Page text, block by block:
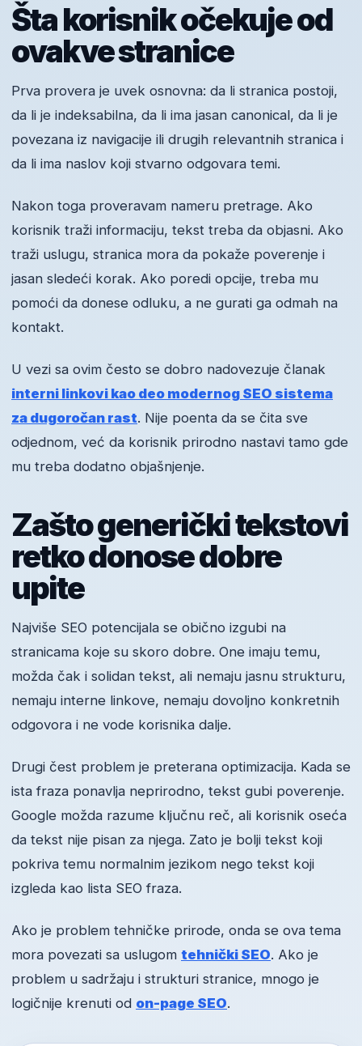
Šta korisnik očekuje od
ovakve stranice
Prva provera je uvek osnovna: da li stranica postoji,
da li je indeksabilna, da li ima jasan canonical, da li je
povezana iz navigacije ili drugih relevantnih stranica i
da li ima naslov koji stvarno odgovara temi.
Nakon toga proveravam nameru pretrage. Ako
korisnik traži informaciju, tekst treba da objasni. Ako
traži uslugu, stranica mora da pokaže poverenje i
jasan sledeći korak. Ako poredi opcije, treba mu
pomoći da donese odluku, a ne gurati ga odmah na
kontakt.
U vezi sa ovim često se dobro nadovezuje članak
interni linkovi kao deo modernog SEO sistema
za dugoročan rast. Nije poenta da se čita sve
odjednom, već da korisnik prirodno nastavi tamo gde
mu treba dodatno objašnjenje.
Zašto generički tekstovi
retko donose dobre
upite
Najviše SEO potencijala se obično izgubi na
stranicama koje su skoro dobre. One imaju temu,
možda čak i solidan tekst, ali nemaju jasnu strukturu,
nemaju interne linkove, nemaju dovoljno konkretnih
odgovora i ne vode korisnika dalje.
Drugi čest problem je preterana optimizacija. Kada se
ista fraza ponavlja neprirodno, tekst gubi poverenje.
Google možda razume ključnu reč, ali korisnik oseća
da tekst nije pisan za njega. Zato je bolji tekst koji
pokriva temu normalnim jezikom nego tekst koji
izgleda kao lista SEO fraza.
Ako je problem tehničke prirode, onda se ova tema
mora povezati sa uslugom tehnički SEO. Ako je
problem u sadržaju i strukturi stranice, mnogo je
logičnije krenuti od on-page SEO.